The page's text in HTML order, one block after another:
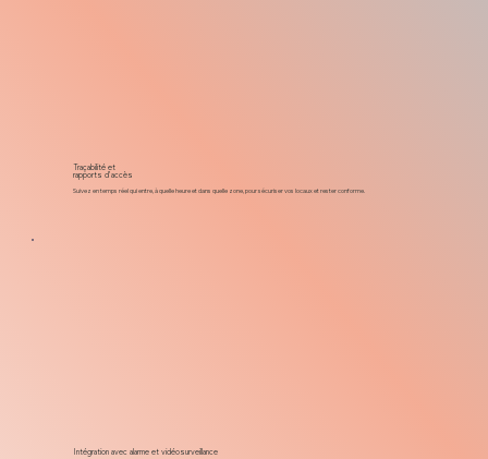
Traçabilité et
rapports d’accès
Suivez en temps réel qui entre, à quelle heure et dans quelle zone, pour sécuriser vos locaux et rester conforme.
Intégration avec alarme et vidéosurveillance